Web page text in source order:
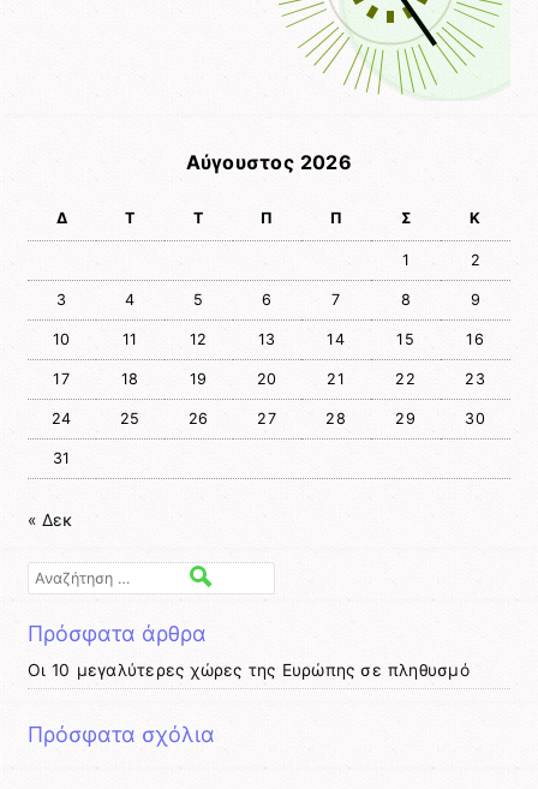
Αύγουστος 2026
Δ Τ Τ Π Π Σ Κ
1 2
3 4 5 6 7 8 9
10 11 12 13 14 15 16
17 18 19 20 21 22 23
24 25 26 27 28 29 30
31
« Δεκ
Αναζήτηση
Πρόσφατα άρθρα
Οι 10 μεγαλύτερες χώρες της Ευρώπης σε πληθυσμό
Πρόσφατα σχόλια